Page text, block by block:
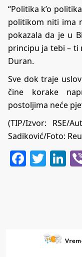
“Politika k’o
politikom niti ima
pokazala da je u
principu ja tebi – ti
Duran.
Sve dok traje
čine korake
postoljima neće
(TIP/Izvor: RSE/
Sadiković/Foto: